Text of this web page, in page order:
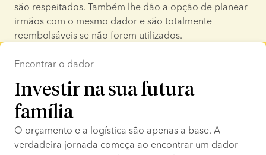
são respeitados. Também lhe dão a opção de planear
irmãos com o mesmo dador e são totalmente
reembolsáveis se não forem utilizados.
Encontrar o dador
Investir na sua futura
família
O orçamento e a logística são apenas a base. A
verdadeira jornada começa ao encontrar um dador